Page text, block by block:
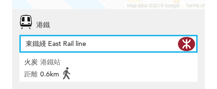
港鐵
東鐵綫 East Rail line
火炭 港鐵站
距離 0.6km